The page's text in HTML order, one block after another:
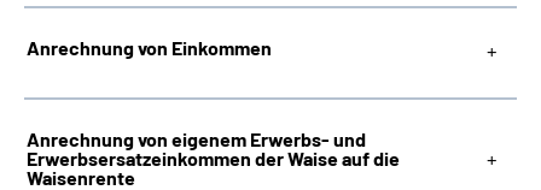
Anrechnung von Einkommen
Anrechnung von eigenem Erwerbs- und
Erwerbsersatzeinkommen der Waise auf die
Waisenrente